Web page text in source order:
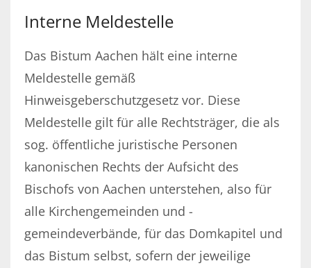
Interne Meldestelle
Das Bistum Aachen hält eine interne
Meldestelle gemäß
Hinweisgeberschutzgesetz vor. Diese
Meldestelle gilt für alle Rechtsträger, die als
sog. öffentliche juristische Personen
kanonischen Rechts der Aufsicht des
Bischofs von Aachen unterstehen, also für
alle Kirchengemeinden und -
gemeindeverbände, für das Domkapitel und
das Bistum selbst, sofern der jeweilige